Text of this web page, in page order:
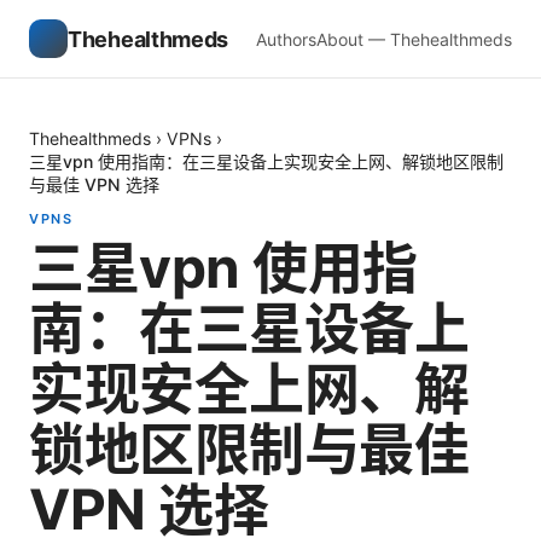
Thehealthmeds AuthorsAbout — Thehealthmeds
Thehealthmeds › VPNs ›
三星vpn 使用指南：在三星设备上实现安全上网、解锁地区限制
与最佳 VPN 选择
VPNS
三星vpn 使用指
南：在三星设备上
实现安全上网、解
锁地区限制与最佳
VPN 选择